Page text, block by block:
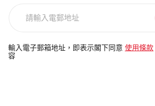
電
郵
輸入電子郵箱地址，即表示閣下同意 使用條款
容